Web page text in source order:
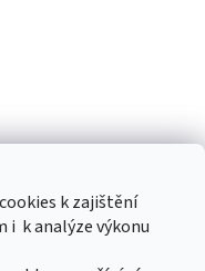
k zajištění
i k analýze výkonu